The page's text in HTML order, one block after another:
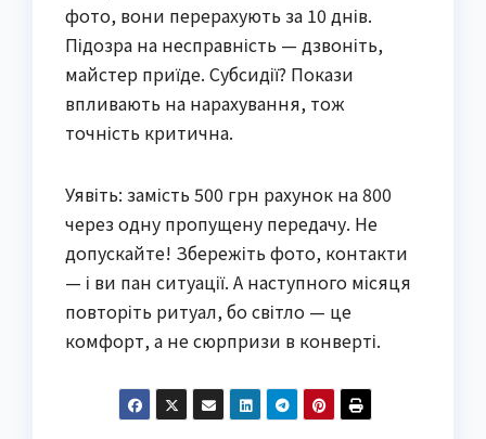
фото, вони перерахують за 10 днів.
Підозра на несправність — дзвоніть,
майстер приїде. Субсидії? Покази
впливають на нарахування, тож
точність критична.
Уявіть: замість 500 грн рахунок на 800
через одну пропущену передачу. Не
допускайте! Збережіть фото, контакти
— і ви пан ситуації. А наступного місяця
повторіть ритуал, бо світло — це
комфорт, а не сюрпризи в конверті.